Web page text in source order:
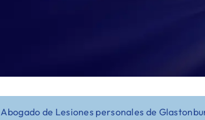
Abogado de Lesiones personales de